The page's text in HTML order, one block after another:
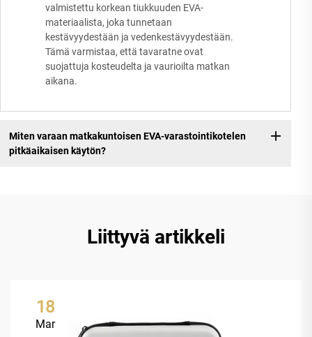
valmistettu korkean tiukkuuden EVA-
materiaalista, joka tunnetaan
kestävyydestään ja vedenkestävyydestään.
Tämä varmistaa, että tavaratne ovat
suojattuja kosteudelta ja vaurioilta matkan
aikana.
Miten varaan matkakuntoisen EVA-varastointikotelen
pitkäaikaisen käytön?
Liittyvä artikkeli
18
Mar